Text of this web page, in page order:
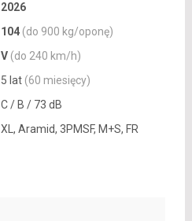
2026
104 (do 900 kg/oponę)
V (do 240 km/h)
5 lat (60 miesięcy)
C / B / 73 dB
XL, Aramid, 3PMSF, M+S, FR